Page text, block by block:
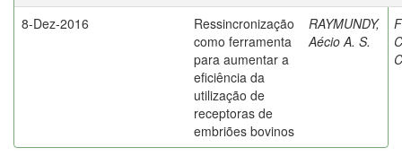
8-Dez-2016
Ressincronização
como ferramenta
para aumentar a
eficiência da
utilização de
receptoras de
embriões bovinos
RAYMUNDY,
Aécio A. S.